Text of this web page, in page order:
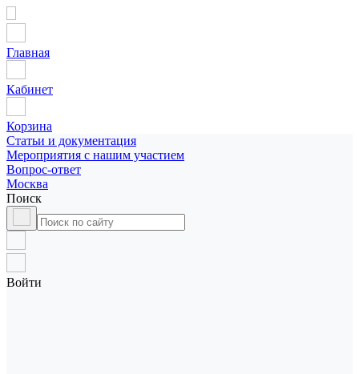
Главная
Кабинет
Корзина
Статьи и документация
Мероприятия с нашим участием
Вопрос-ответ
Москва
Поиск
Войти